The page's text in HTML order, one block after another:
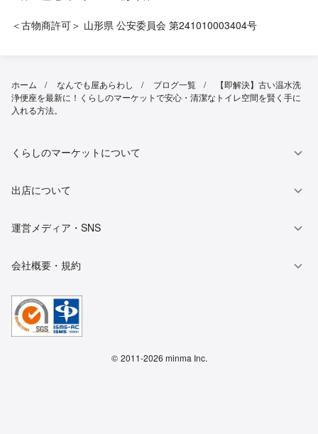
＜古物商許可＞ 山形県 公安委員会 第241010003404号
ホーム なんでも屋あらわし ブログ一覧
【即解決】古い温水洗
浄便座を最新に！くらしのマーケットで安心・清潔なトイレ空間を賢く手に
入れる方法。
くらしのマーケットについて
出店について
運営メディア・SNS
会社概要・規約
© 2011-2026 minma Inc.